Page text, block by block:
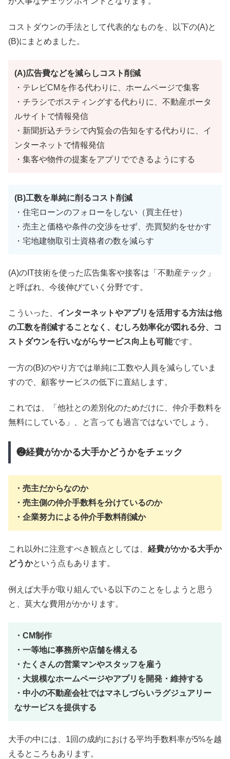
コストダウンの手法として代表的なものを、以下の(A)と
(B)にまとめました。
(A)広告費などを減らしコスト削減
・テレビCMを作る代わりに、ホームページで集客
・チラシでポスティングする代わりに、不動産ポータ
ルサイトで情報発信
・新聞折込チラシで内覧会の告知をする代わりに、イ
ンターネットで情報発信
・集客や物件の提案をアプリでできるようにする
(B)工数を単純に削るコスト削減
・住宅ローンのフォローをしない（買主任せ）
・売主と価格や条件の交渉をせず、売買契約をせかす
・宅地建物取引士資格者の数を減らす
(A)のIT技術を使った広告集客や接客は「不動産テック」
と呼ばれ、今後伸びていく分野です。
こういった、 インターネットやアプリを活用する方法は他
の工数を削減することなく、むしろ効率化が図れる分、コ
ストダウンを行いながらサービス向上も可能です。
一方の(B)のやり方では単純に工数や人員を減らしていま
すので、顧客サービスの低下に直結します。
これでは、「他社との差別化のためだけに、仲介手数料を
無料にしている」、と言っても過言ではないでしょう。
❷経費がかかる大手かどうかをチェック
・売主だからなのか
・売主側の仲介手数料を分けているのか
・企業努力による仲介手数料削減か
これ以外に注意すべき観点としては、 経費がかかる大手か
どうかという点もあります。
例えば大手が取り組んでいる以下のことをしようと思う
と、莫大な費用がかかります。
・CM制作
・一等地に事務所や店舗を構える
・たくさんの営業マンやスタッフを雇う
・大規模なホームページやアプリを開発・維持する
・中小の不動産会社ではマネしづらいラグジュアリー
なサービスを提供する
大手の中には、1回の成約における平均手数料率が5%を越
えるところもあります。